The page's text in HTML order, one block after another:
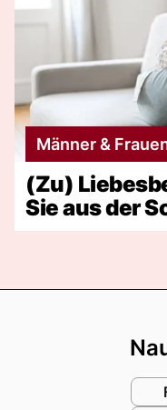
Männer &
(Zu)
Sie aus der